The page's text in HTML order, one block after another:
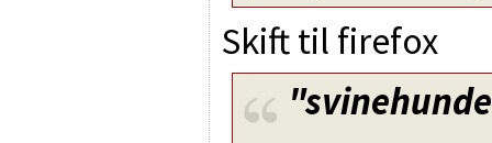
Skift til firefox